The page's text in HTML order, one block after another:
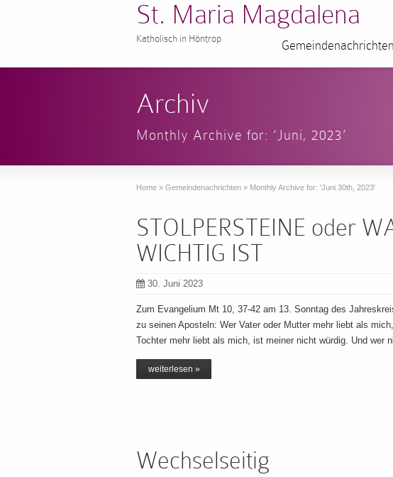
St. Maria Magdalena
Katholisch in Höntrop Gemeindenachrichten
Archiv
Monthly Archive for: ‘Juni, 2023’
Home » Gemeindenachrichten » Monthly Archive for: 'Juni 30th, 2023'
STOLPERSTEINE oder
WICHTIG IST
30. Juni 2023
Zum Evangelium Mt 10, 37-42 am 13. Sonntag des
zu seinen Aposteln: Wer Vater oder Mutter mehr liebt als
Tochter mehr liebt als mich, ist meiner nicht würdig. Und
weiterlesen »
Wechselseitig